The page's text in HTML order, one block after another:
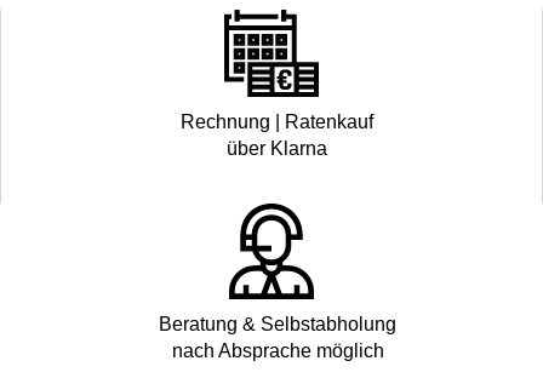
Rechnung | Ratenkauf
über Klarna
Beratung & Selbstabholung
nach Absprache möglich